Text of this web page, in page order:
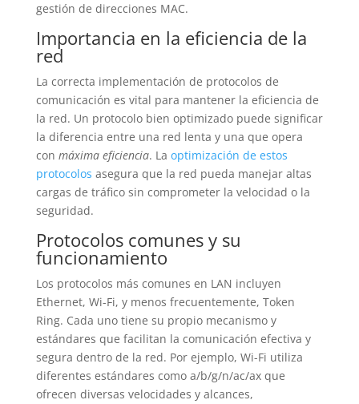
gestión de direcciones MAC.
Importancia en la eficiencia de la
red
La correcta implementación de protocolos de
comunicación es vital para mantener la eficiencia de
la red. Un protocolo bien optimizado puede significar
la diferencia entre una red lenta y una que opera
con máxima eficiencia. La optimización de estos
protocolos asegura que la red pueda manejar altas
cargas de tráfico sin comprometer la velocidad o la
seguridad.
Protocolos comunes y su
funcionamiento
Los protocolos más comunes en LAN incluyen
Ethernet, Wi-Fi, y menos frecuentemente, Token
Ring. Cada uno tiene su propio mecanismo y
estándares que facilitan la comunicación efectiva y
segura dentro de la red. Por ejemplo, Wi-Fi utiliza
diferentes estándares como a/b/g/n/ac/ax que
ofrecen diversas velocidades y alcances,